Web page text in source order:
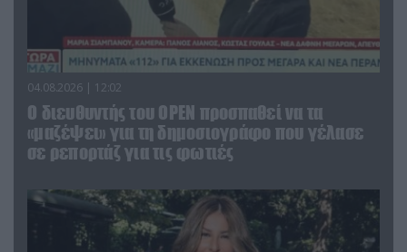
04.08.2026 | 12:02
O διευθυντής του OPEN προσπαθεί να τα
«μαζέψει» για τη δημοσιογράφο που γέλασε
σε ρεπορτάζ για τις φωτιές